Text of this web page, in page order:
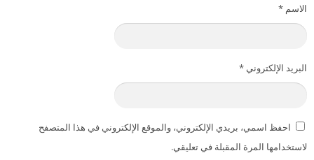
الاسم *
البريد الإلكتروني *
احفظ اسمي، بريدي الإلكتروني، والموقع الإلكتروني في هذا المتصفح
لاستخدامها المرة المقبلة في تعليقي.